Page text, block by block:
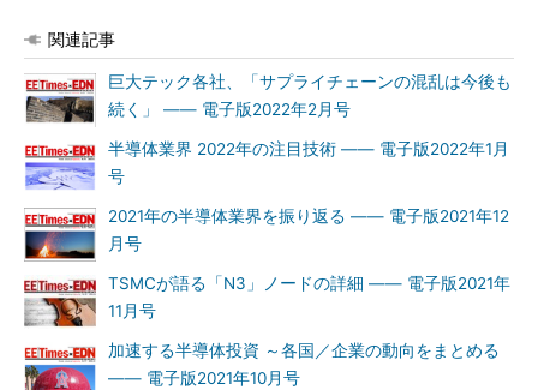
関連記事
巨大テック各社、「サプライチェーンの混乱は今後も
続く」 ―― 電子版2022年2月号
半導体業界 2022年の注目技術 ―― 電子版2022年1月
号
2021年の半導体業界を振り返る ―― 電子版2021年12
月号
TSMCが語る「N3」ノードの詳細 ―― 電子版2021年
11月号
加速する半導体投資 ～各国／企業の動向をまとめる
―― 電子版2021年10月号